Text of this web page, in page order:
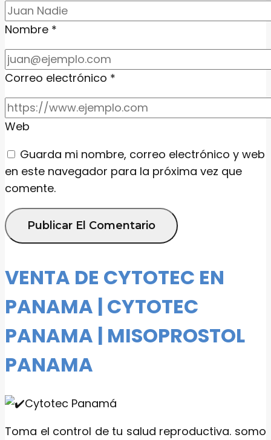
Nombre *
Correo electrónico *
Web
Guarda mi nombre, correo electrónico y web
en este navegador para la próxima vez que
comente.
VENTA DE CYTOTEC EN
PANAMA | CYTOTEC
PANAMA | MISOPROSTOL
PANAMA
Toma el control de tu salud reproductiva. somo